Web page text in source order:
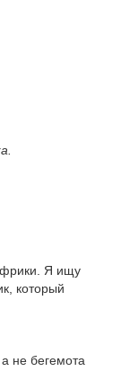
Я ищу
который
не бегемота